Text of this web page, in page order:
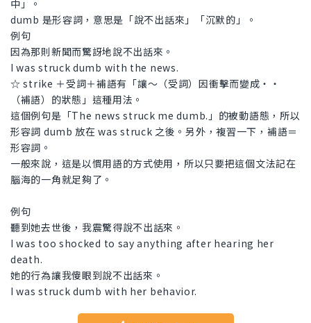
中」。
dumb 是形容詞，意思是「說不出話來」「沉默的」。
例句
因為那則新聞而驚訝地說不出話來。
I was struck dumb with the news.
☆ strike ＋受詞＋補語有「讓～（受詞）因衝擊而變成・・
（補語）的狀態」這種用法。
這個例句是「The news struck me dumb.」的被動語態，所以
形容詞 dumb 放在 was struck 之後。另外，複習一下，補語＝
形容詞。
一般來說，這是以慣用語的方式使用，所以只要把這個文法記在
腦海的一角就足夠了。
例句
聽到她去世後，我震驚得說不出話來。
I was too shocked to say anything after hearing her
death.
她的行為讓我傻眼到說不出話來。
I was struck dumb with her behavior.